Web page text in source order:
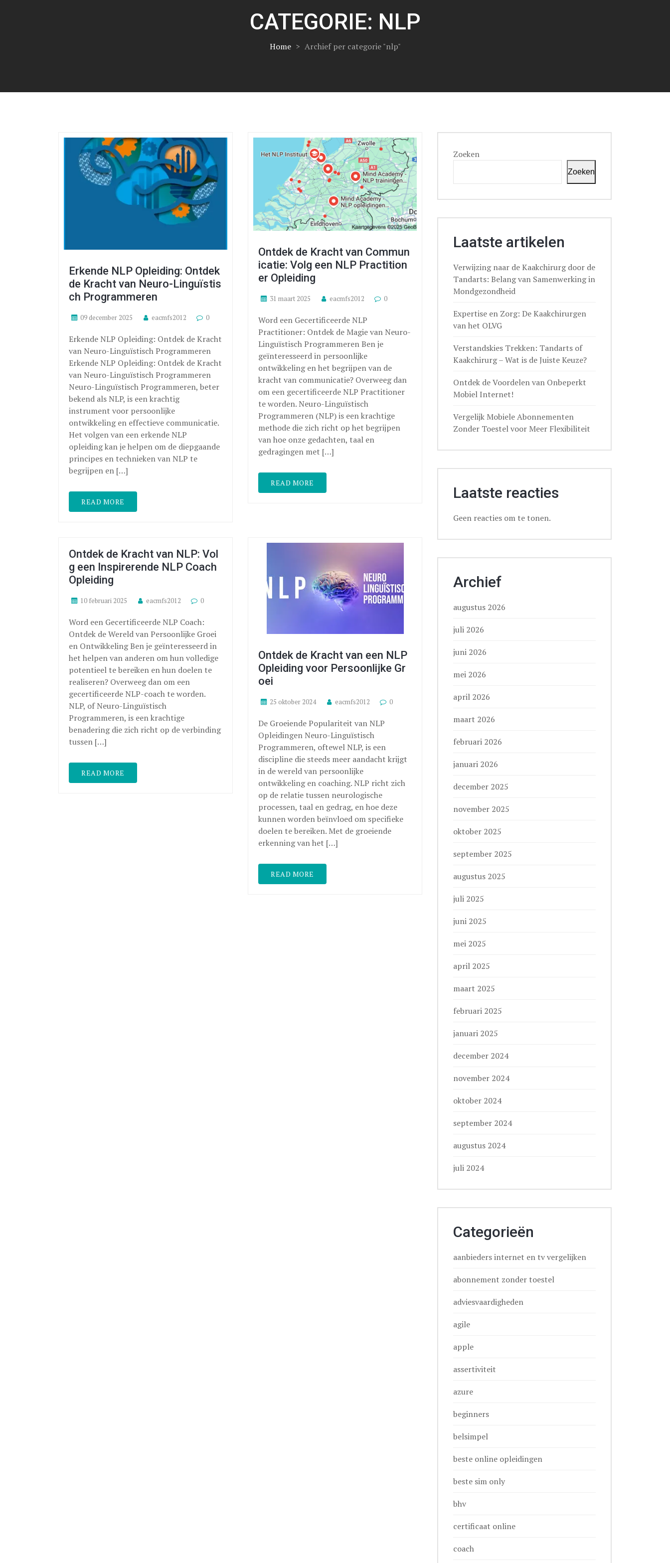
CATEGORIE: NLP
Home > Archief per categorie "nlp"
Erkende NLP Opleiding: Ontdek
de Kracht van Neuro-Linguïstis
ch Programmeren
09 december 2025 eacmfs2012 0
Erkende NLP Opleiding: Ontdek de Kracht
van Neuro-Linguïstisch Programmeren
Erkende NLP Opleiding: Ontdek de Kracht
van Neuro-Linguïstisch Programmeren
Neuro-Linguïstisch Programmeren, beter
bekend als NLP, is een krachtig
instrument voor persoonlijke
ontwikkeling en effectieve communicatie.
Het volgen van een erkende NLP
opleiding kan je helpen om de diepgaande
principes en technieken van NLP te
begrijpen en […]
READ MORE
Ontdek de Kracht van Commun
icatie: Volg een NLP Practition
er Opleiding
31 maart 2025 eacmfs2012 0
Word een Gecertificeerde NLP
Practitioner: Ontdek de Magie van Neuro-
Linguïstisch Programmeren Ben je
geïnteresseerd in persoonlijke
ontwikkeling en het begrijpen van de
kracht van communicatie? Overweeg dan
om een gecertificeerde NLP Practitioner
te worden. Neuro-Linguïstisch
Programmeren (NLP) is een krachtige
methode die zich richt op het begrijpen
van hoe onze gedachten, taal en
gedragingen met […]
READ MORE
Ontdek de Kracht van NLP: Vol
g een Inspirerende NLP Coach
Opleiding
10 februari 2025 eacmfs2012 0
Word een Gecertificeerde NLP Coach:
Ontdek de Wereld van Persoonlijke Groei
en Ontwikkeling Ben je geïnteresseerd in
het helpen van anderen om hun volledige
potentieel te bereiken en hun doelen te
realiseren? Overweeg dan om een
gecertificeerde NLP-coach te worden.
NLP, of Neuro-Linguïstisch
Programmeren, is een krachtige
benadering die zich richt op de verbinding
tussen […]
READ MORE
Ontdek de Kracht van een NLP
Opleiding voor Persoonlijke Gr
oei
25 oktober 2024 eacmfs2012 0
De Groeiende Populariteit van NLP
Opleidingen Neuro-Linguïstisch
Programmeren, oftewel NLP, is een
discipline die steeds meer aandacht krijgt
in de wereld van persoonlijke
ontwikkeling en coaching. NLP richt zich
op de relatie tussen neurologische
processen, taal en gedrag, en hoe deze
kunnen worden beïnvloed om specifieke
doelen te bereiken. Met de groeiende
erkenning van het […]
READ MORE
Zoeken
Zoeken
Laatste artikelen
Verwijzing naar de Kaakchirurg door de
Tandarts: Belang van Samenwerking in
Mondgezondheid
Expertise en Zorg: De Kaakchirurgen
van het OLVG
Verstandskies Trekken: Tandarts of
Kaakchirurg – Wat is de Juiste Keuze?
Ontdek de Voordelen van Onbeperkt
Mobiel Internet!
Vergelijk Mobiele Abonnementen
Zonder Toestel voor Meer Flexibiliteit
Laatste reacties
Geen reacties om te tonen.
Archief
augustus 2026
juli 2026
juni 2026
mei 2026
april 2026
maart 2026
februari 2026
januari 2026
december 2025
november 2025
oktober 2025
september 2025
augustus 2025
juli 2025
juni 2025
mei 2025
april 2025
maart 2025
februari 2025
januari 2025
december 2024
november 2024
oktober 2024
september 2024
augustus 2024
juli 2024
Categorieën
aanbieders internet en tv vergelijken
abonnement zonder toestel
adviesvaardigheden
agile
apple
assertiviteit
azure
beginners
belsimpel
beste online opleidingen
beste sim only
bhv
certificaat online
coach